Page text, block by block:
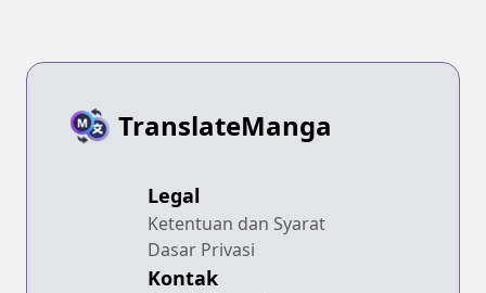
TranslateManga
Legal
Ketentuan dan Syarat
Dasar Privasi
Kontak